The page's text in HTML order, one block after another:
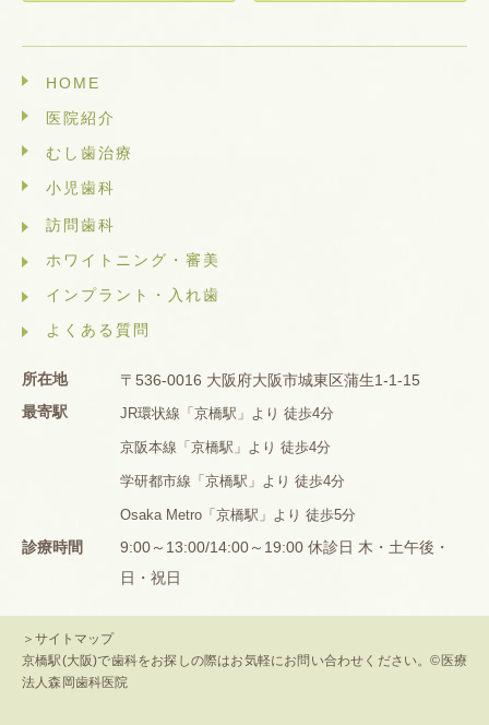
HOME
医院紹介
むし歯治療
小児歯科
訪問歯科
ホワイトニング・審美
インプラント・入れ歯
よくある質問
所在地
〒536-0016 大阪府大阪市城東区蒲生1-1-15
最寄駅
JR環状線「京橋駅」より 徒歩4分
京阪本線「京橋駅」より 徒歩4分
学研都市線「京橋駅」より 徒歩4分
Osaka Metro「京橋駅」より 徒歩5分
診療時間
9:00～13:00/14:00～19:00 休診日 木・土午後・
日・祝日
＞サイトマップ
京橋駅(大阪)で歯科をお探しの際はお気軽にお問い合わせください。©医療
法人森岡歯科医院